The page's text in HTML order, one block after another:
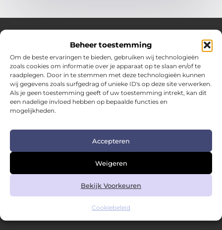
Beheer toestemming
Om de beste ervaringen te bieden, gebruiken wij technologieën
zoals cookies om informatie over je apparaat op te slaan en/of te
raadplegen. Door in te stemmen met deze technologieën kunnen
wij gegevens zoals surfgedrag of unieke ID's op deze site verwerken.
Als je geen toestemming geeft of uw toestemming intrekt, kan dit
een nadelige invloed hebben op bepaalde functies en
mogelijkheden.
Accepteren
Weigeren
Bekijk Voorkeuren
Cookiebeleid
Over Hotspotmagazine
Jouw bron voor inspiratie en handige tips voor het
dagelijks leven.
Verken een uitgebreide selectie blogs en artikelen
boordevol praktische adviezen en verrassende inzichten
om het beste uit elke dag te halen.
@2025 www.hotspotmagazine.nl. All Right Reserved.